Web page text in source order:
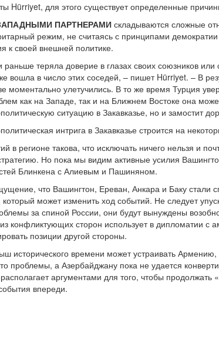
Hürriyet, для этого существует определенные
ПАРТНЕРАМИ складываются сложные
режим, не считаясь с принципами
к своей внешней политике.
раньше теряла доверие в глазах своих союзников
вошла в число этих соседей, – пишет Hürriyet. – В
моментально улетучились. В то же время Турция
как на Западе, так и на Ближнем Востоке она
ситуацию в Закавказье, но и замостит
интрига в Закавказье строится на
в регионе такова, что исключать ничего нельзя и
Но пока мы видим активные усилия
Блинкена с Алиевым и Пашиняном.
что Вашингтон, Ереван, Анкара и Баку стали
который может изменить ход событий. Не следует
за спиной России, они будут вынуждены
конфликтующих сторон использует в дипломатии с
позиции другой стороны.
исторического времени может устраивать
проблемы, а Азербайджану пока не удается
аргументами для того, чтобы
впереди.